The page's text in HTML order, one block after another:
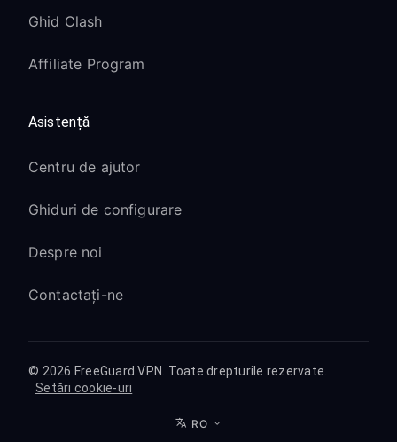
Ghid Clash
Affiliate Program
Asistență
Centru de ajutor
Ghiduri de configurare
Despre noi
Contactați-ne
© 2026 FreeGuard VPN. Toate drepturile rezervate.
Setări cookie-uri
RO